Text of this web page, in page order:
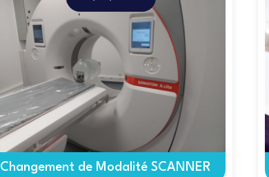
Changement de Modalité SCANNER